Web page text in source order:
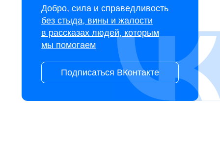
Добро, сила и справедливость
без стыда, вины и жалости
в рассказах людей, которым
мы помогаем
Подписаться ВКонтакте